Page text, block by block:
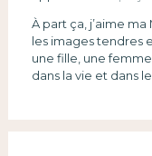
À part ça, j’aime
les images tendres
une fille, une
dans la vie et dans le